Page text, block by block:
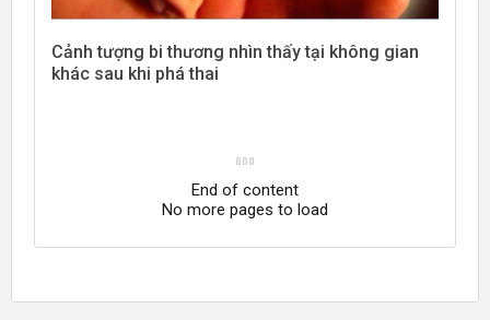
Cảnh tượng bi thương nhìn thấy tại không gian
khác sau khi phá thai
End of content
No more pages to load